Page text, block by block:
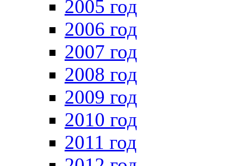
2005 год
2006 год
2007 год
2008 год
2009 год
2010 год
2011 год